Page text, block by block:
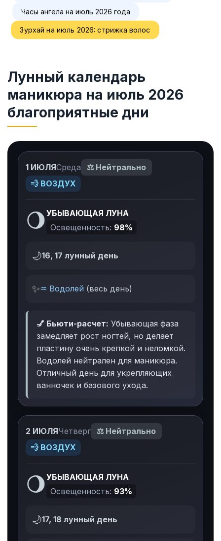
Часы ангела на июль 2026 года
Зурхай на июль 2026: стрижка волос
Лунный календарь
маникюра на июль 2026
благоприятные дни
1 ИЮЛЯСреда
⚖️ Нейтрально
💨 ВОЗДУХ
🌖УБЫВАЮЩАЯ ЛУНА
Освещенность: 98%
🌙16, 17 лунный день
✨♒ Водолей (весь день)
💅 Бьюти-расчет: Убывающая фаза
замедляет рост ногтей, но делает
пластину очень крепкой и неломкой.
Водолей нейтрален для маникюра.
Отличный день для укрепляющих
ванночек и базового ухода.
2 ИЮЛЯЧетверг
⚖️ Нейтрально
💨 ВОЗДУХ
🌖УБЫВАЮЩАЯ ЛУНА
Освещенность: 93%
🌙17, 18 лунный день